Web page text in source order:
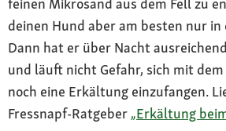
deinen Hund aber am besten nur
Dann hat er über Nacht
und läuft nicht Gefahr, sich mit
noch eine Erkältung einzufangen.
Fressnapf-Ratgeber „Erkältung